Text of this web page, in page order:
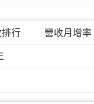
排行 營收月增率